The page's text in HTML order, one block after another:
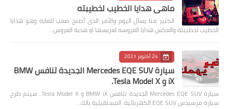
ماهى هدايا الخطيب لخطيبته
الكثير منا يسأل اليوم والأمر الذى أصبح صعب للغاية وهو هدايا
الخطيب لخطيبته والعكس هدايا العروسه لعريسها او هدية العروس…
24 أكتوبر 2021
سيارة Mercedes EQE SUV الجديدة تنافس BMW
iX و Tesla Model X.
سيارة Mercedes EQE SUV الجديدة تنافس BMW iX و Tesla Model X. سيتم طرح
سيارة مرسيدس EQE SUV الكهربائية. المستقبلية بالك…